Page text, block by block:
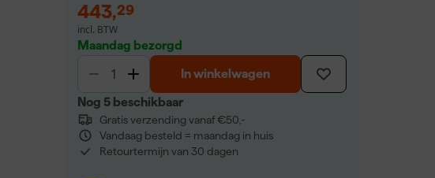
443,29
incl. BTW
Maandag bezorgd
In winkelwagen
Nog 5 beschikbaar
Gratis verzending vanaf €50,-
Vandaag besteld = maandag in huis
Retourtermijn van 30 dagen